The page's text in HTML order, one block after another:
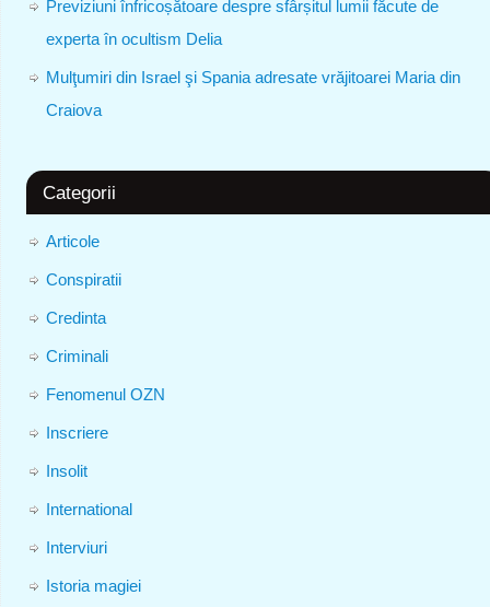
Previziuni înfricoșătoare despre sfârșitul lumii făcute de
experta în ocultism Delia
Mulţumiri din Israel şi Spania adresate vrăjitoarei Maria din
Craiova
Categorii
Articole
Conspiratii
Credinta
Criminali
Fenomenul OZN
Inscriere
Insolit
International
Interviuri
Istoria magiei